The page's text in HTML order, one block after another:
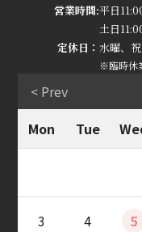
営業時間:平日
土日
定休日：水曜、
※臨時休
< Prev
Mon
Tue
3 4 5